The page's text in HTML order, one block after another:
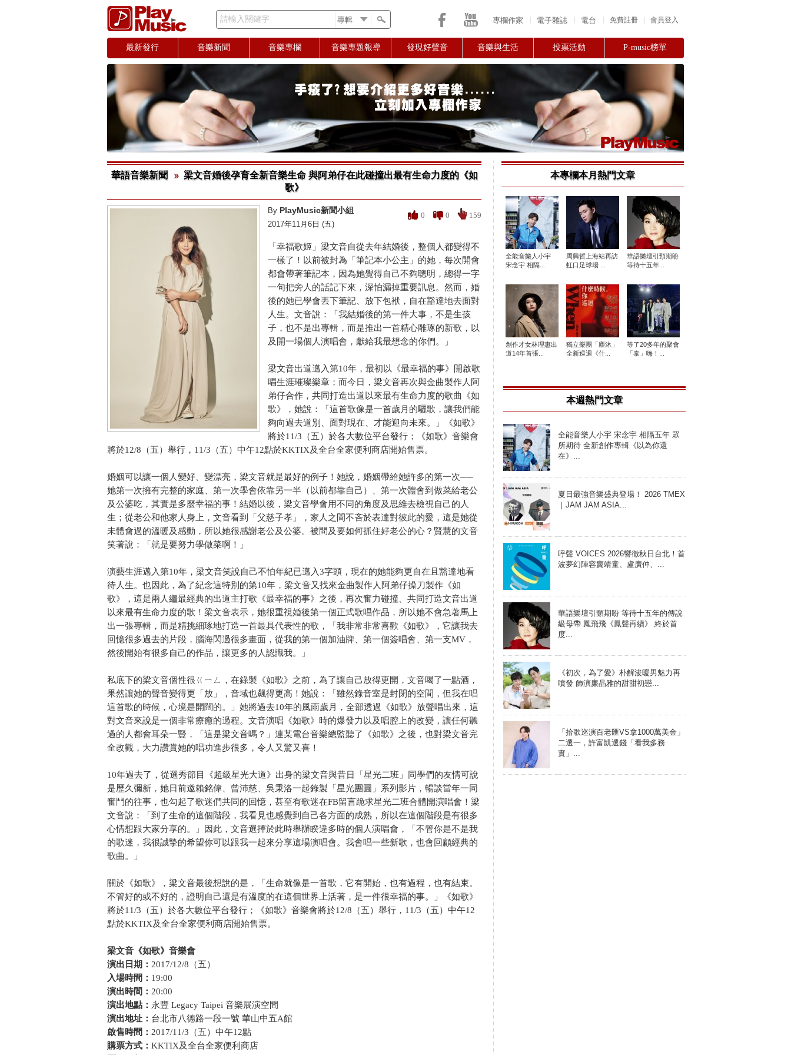
請輸入關鍵字 會員登入
免費註冊
專欄作家 電子雜誌 電台
最新發行 音樂新聞 音樂專欄 音樂專題報導 發現好聲音 音樂與生活 投票活動 P-music榜單
華語音樂新聞
梁文音婚後孕育全新音樂生命 與阿弟仔在此碰撞出最有生命力度的《如
歌》
0 0 159
By PlayMusic新聞小組
2017年11月6日 (五)
「幸福歌姬」梁文音自從去年結婚後，整個人都變得不
一樣了！以前被封為「筆記本小公主」的她，每次開會
都會帶著筆記本，因為她覺得自己不夠聰明，總得一字
一句把旁人的話記下來，深怕漏掉重要訊息。然而，婚
後的她已學會丟下筆記、放下包袱，自在豁達地去面對
人生。文音說：「我結婚後的第一件大事，不是生孩
子，也不是出專輯，而是推出一首精心雕琢的新歌，以
及開一場個人演唱會，獻給我最想念的你們。」
梁文音出道邁入第10年，最初以《最幸福的事》開啟歌
唱生涯璀璨樂章；而今日，梁文音再次與金曲製作人阿
弟仔合作，共同打造出道以來最有生命力度的歌曲《如
歌》，她說：「這首歌像是一首歲月的驪歌，讓我們能
夠向過去道別、面對現在、才能迎向未來。」《如歌》
將於11/3（五）於各大數位平台發行；《如歌》音樂會
將於12/8（五）舉行，11/3（五）中午12點於KKTIX及全台全家便利商店開始售票。
婚姻可以讓一個人變好、變漂亮，梁文音就是最好的例子！她說，婚姻帶給她許多的第一次──
她第一次擁有完整的家庭、第一次學會依靠另一半（以前都靠自己）、第一次體會到做菜給老公
及公婆吃，其實是多麼幸福的事！結婚以後，梁文音學會用不同的角度及思維去檢視自己的人
生；從老公和他家人身上，文音看到「父慈子孝」，家人之間不吝於表達對彼此的愛，這是她從
未體會過的溫暖及感動，所以她很感謝老公及公婆。被問及要如何抓住好老公的心？賢慧的文音
笑著說：「就是要努力學做菜啊！」
演藝生涯邁入第10年，梁文音笑說自己不怕年紀已邁入3字頭，現在的她能夠更自在且豁達地看
待人生。也因此，為了紀念這特別的第10年，梁文音又找來金曲製作人阿弟仔操刀製作《如
歌》，這是兩人繼最經典的出道主打歌《最幸福的事》之後，再次奮力碰撞、共同打造文音出道
以來最有生命力度的歌！梁文音表示，她很重視婚後第一個正式歌唱作品，所以她不會急著馬上
出一張專輯，而是精挑細琢地打造一首最具代表性的歌，「我非常非常喜歡《如歌》，它讓我去
回憶很多過去的片段，腦海閃過很多畫面，從我的第一個加油牌、第一個簽唱會、第一支MV，
然後開始有很多自己的作品，讓更多的人認識我。」
私底下的梁文音個性很ㄍㄧㄥ，在錄製《如歌》之前，為了讓自己放得更開，文音喝了一點酒，
果然讓她的聲音變得更「放」，音域也飆得更高！她說：「雖然錄音室是封閉的空間，但我在唱
這首歌的時候，心境是開闊的。」她將過去10年的風雨歲月，全部透過《如歌》放聲唱出來，這
對文音來說是一個非常療癒的過程。文音演唱《如歌》時的爆發力以及唱腔上的改變，讓任何聽
過的人都會耳朵一豎，「這是梁文音嗎？」連某電台音樂總監聽了《如歌》之後，也對梁文音完
全改觀，大力讚賞她的唱功進步很多，令人又驚又喜！
10年過去了，從選秀節目《超級星光大道》出身的梁文音與昔日「星光二班」同學們的友情可說
是歷久彌新，她日前邀賴銘偉、曾沛慈、吳秉洛一起錄製「星光團圓」系列影片，暢談當年一同
奮鬥的往事，也勾起了歌迷們共同的回憶，甚至有歌迷在FB留言跪求星光二班合體開演唱會！梁
文音說：「到了生命的這個階段，我看見也感覺到自己各方面的成熟，所以在這個階段是有很多
心情想跟大家分享的。」因此，文音選擇於此時舉辦睽違多時的個人演唱會，「不管你是不是我
的歌迷，我很誠摯的希望你可以跟我一起來分享這場演唱會。我會唱一些新歌，也會回顧經典的
歌曲。」
關於《如歌》，梁文音最後想說的是，「生命就像是一首歌，它有開始，也有過程，也有結束。
不管好的或不好的，證明自己還是有溫度的在這個世界上活著，是一件很幸福的事。」《如歌》
將於11/3（五）於各大數位平台發行；《如歌》音樂會將於12/8（五）舉行，11/3（五）中午12
點於KKTIX及全台全家便利商店開始售票。
梁文音《如歌》音樂會
演出日期： 2017/12/8（五）
入場時間： 19:00
演出時間： 20:00
演出地點： 永豐 Legacy Taipei 音樂展演空間
演出地址： 台北市八德路一段一號 華山中五A館
啟售時間： 2017/11/3（五）中午12點
購票方式： KKTIX及全台全家便利商店
本專欄本月熱門文章
全能音樂人小宇
宋念宇 相隔...
周興哲上海站再訪
虹口足球場 ...
華語樂壇引頸期盼
等待十五年...
創作才女林理惠出
道14年首張...
獨立樂團「塵沐」
全新巡迴《什...
等了20多年的聚會
「泰」嗨！...
本週熱門文章
全能音樂人小宇 宋念宇 相隔五年 眾
所期待 全新創作專輯《以為你還
在》...
夏日最強音樂盛典登場！ 2026 TMEX
｜JAM JAM ASIA...
呼聲 VOICES 2026響徹秋日台北！首
波夢幻陣容竇靖童、盧廣仲、...
華語樂壇引頸期盼 等待十五年的傳說
級母帶 鳳飛飛《鳳聲再續》 終於首
度...
《初次，為了愛》朴解浚暖男魅力再
噴發 飾演廉晶雅的甜甜初戀...
「拾歌巡演百老匯VS拿1000萬美金」
二選一，許富凱選錢「看我多務
實」...